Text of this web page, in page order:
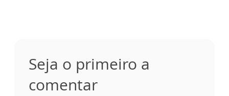
Seja o primeiro a
comentar